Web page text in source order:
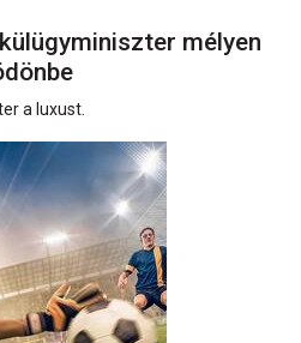
mélyen
a luxust.